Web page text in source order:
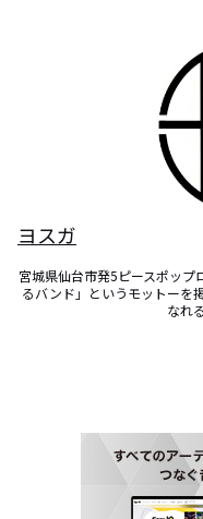
ヨスガ
宮城県仙台市発5ピースポッ
るバンド」というモットーを
なれ